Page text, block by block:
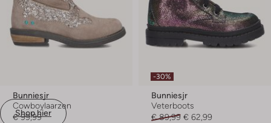
Shop hier
Bunniesjr
Cowboylaarzen
€ 99,99
-30%
Bunniesjr
Veterboots
€ 89,99 € 62,99